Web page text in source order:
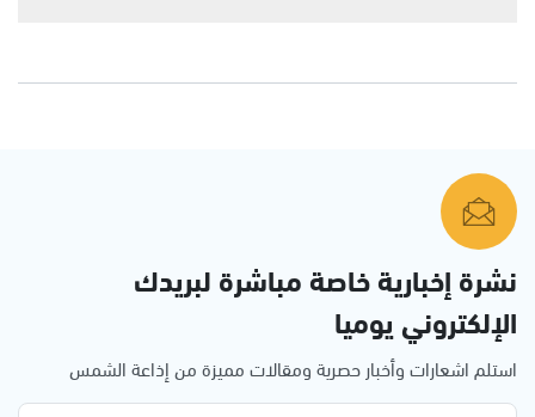
نشرة إخبارية خاصة مباشرة لبريدك
الإلكتروني يوميا
استلم اشعارات وأخبار حصرية ومقالات مميزة من إذاعة الشمس